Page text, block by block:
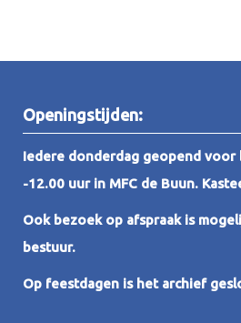
Openingstijden:
Iedere donderdag geopend voor
-12.00 uur in MFC de Buun.
Ook bezoek op afspraak is
bestuur.
Op feestdagen is het archief